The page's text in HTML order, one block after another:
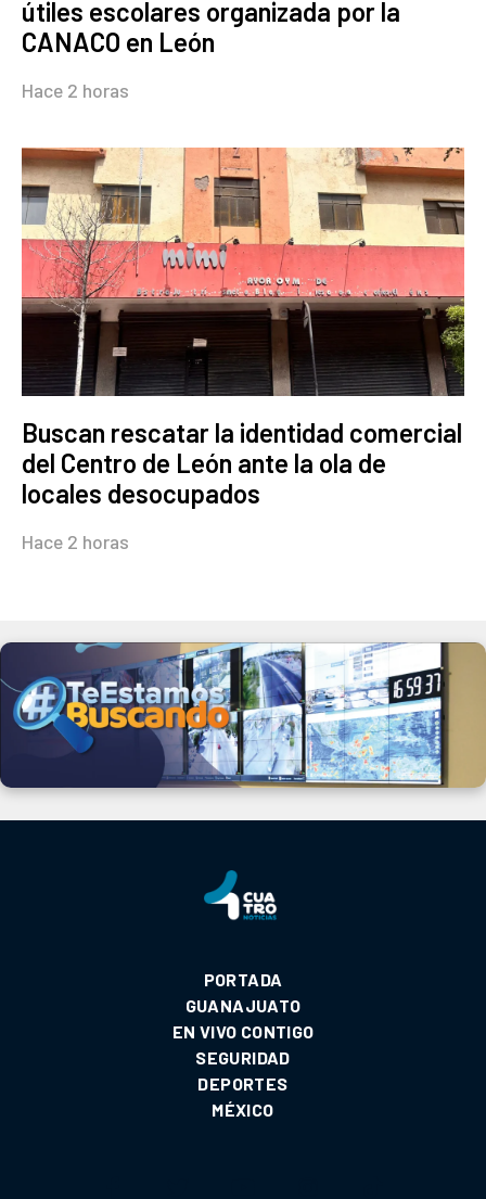
útiles escolares organizada por la
CANACO en León
Hace 2 horas
Buscan rescatar la identidad comercial
del Centro de León ante la ola de
locales desocupados
Hace 2 horas
PORTADA
GUANAJUATO
EN VIVO CONTIGO
SEGURIDAD
DEPORTES
MÉXICO